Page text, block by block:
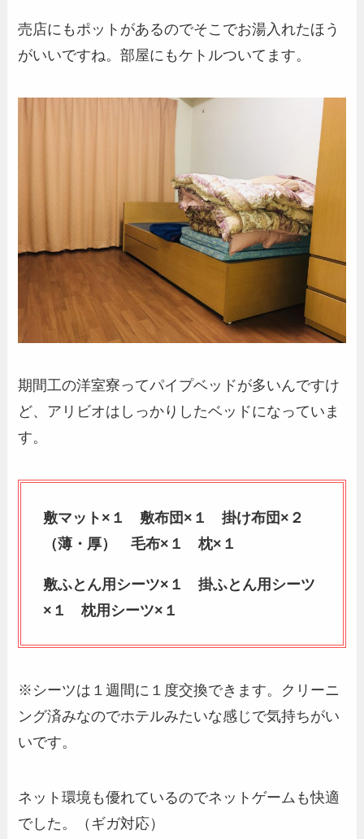
売店にもポットがあるのでそこでお湯入れたほう
がいいですね。部屋にもケトルついてます。
期間工の洋室寮ってパイプベッドが多いんですけ
ど、アリビオはしっかりしたベッドになっていま
す。
敷マット×１ 敷布団×１ 掛け布団×２
（薄・厚） 毛布×１ 枕×１
敷ふとん用シーツ×１ 掛ふとん用シーツ
×１ 枕用シーツ×１
※シーツは１週間に１度交換できます。クリーニ
ング済みなのでホテルみたいな感じで気持ちがい
いです。
ネット環境も優れているのでネットゲームも快適
でした。（ギガ対応）